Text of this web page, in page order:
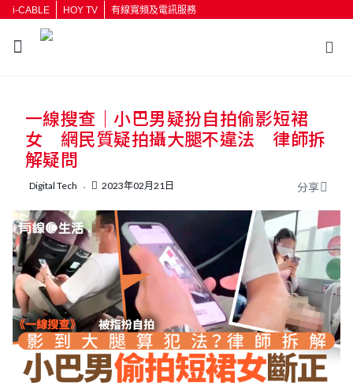
i-CABLE HOY TV 有線寬頻及電訊服務
按輸入鍵開始搜尋
一線搜查｜小巴男疑扮自拍偷影短裙
女 網民質疑拍攝大腿不違法 律師拆
解疑問
Digital Tech 2023年02月21日 分享